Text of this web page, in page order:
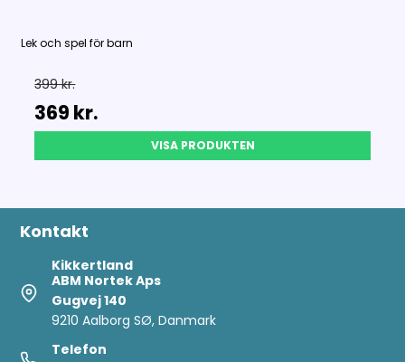
Lek och spel för barn
399 kr.
369 kr.
VISA PRODUKTEN
Kontakt
Kikkertland
ABM Nortek Aps
Gugvej 140
9210 Aalborg SØ, Danmark
Telefon